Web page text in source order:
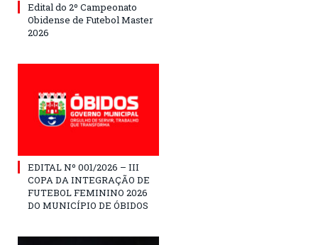
Edital do 2º Campeonato
Obidense de Futebol Master
2026
EDITAL Nº 001/2026 – III
COPA DA INTEGRAÇÃO DE
FUTEBOL FEMININO 2026
DO MUNICÍPIO DE ÓBIDOS